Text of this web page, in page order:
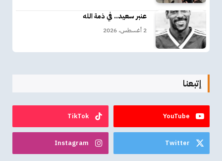
عنبر سعيد.. في ذمة الله
2 أغسطس، 2026
إتبعنا
YouTube
TikTok
Twitter
Instagram